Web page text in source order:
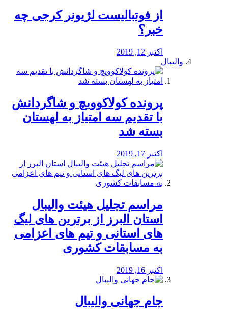
از فوتبالیست لژیونر کرجی چه
خبر؟
اکتبر 12, 2019
والیبال
پرونده کولاکوویچ و شاگردانش
با تقدیم سه امتیاز به لهستان
بسته شد
اکتبر 17, 2019
مراسم تجلیل هیئت والیبال
استان البرز از برترین های لیگ
های استانی و تیم های اعزامی
به مسابقات کشوری
اکتبر 16, 2019
جام جهانی والیبال